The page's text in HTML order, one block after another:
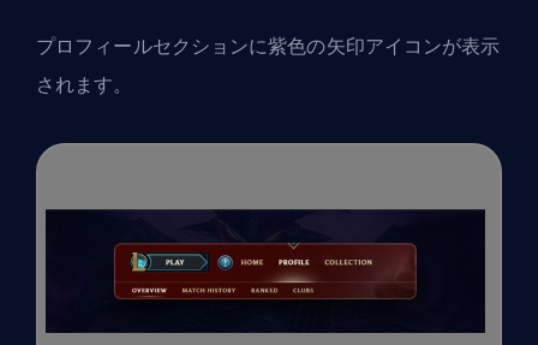
プロフィールセクションに紫色の矢印アイコンが表示
されます。